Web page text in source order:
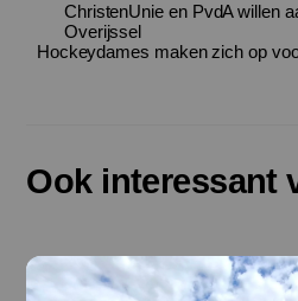
ChristenUnie en PvdA willen
Overijssel
Hockeydames maken zich op
Ook interessant